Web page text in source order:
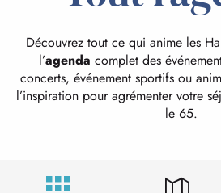
Découvrez tout ce qui anime les
l’agenda complet des
concerts, événement sportifs ou
l’inspiration pour agrémenter votre
le 65.